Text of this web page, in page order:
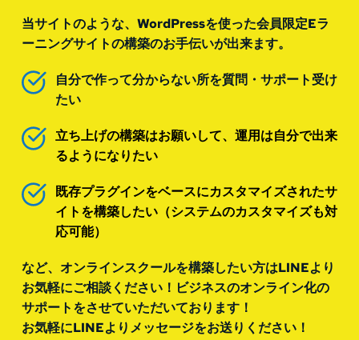
当サイトのような、WordPressを使った会員限定Eラ
ーニングサイトの構築のお手伝いが出来ます。
自分で作って分からない所を質問・サポート受け
たい
立ち上げの構築はお願いして、運用は自分で出来
るようになりたい
既存プラグインをベースにカスタマイズされたサ
イトを構築したい（システムのカスタマイズも対
応可能）
など、オンラインスクールを構築したい方はLINEより
お気軽にご相談ください！ビジネスのオンライン化の
サポートをさせていただいております！
お気軽にLINEよりメッセージをお送りください！